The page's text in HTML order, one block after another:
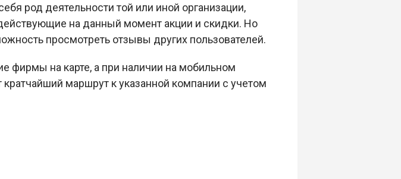
род деятельности той или иной организации,
на данный момент акции и скидки. Но
просмотреть отзывы других пользователей.
фирмы на карте, а при наличии на мобильном
маршрут к указанной компании с учетом